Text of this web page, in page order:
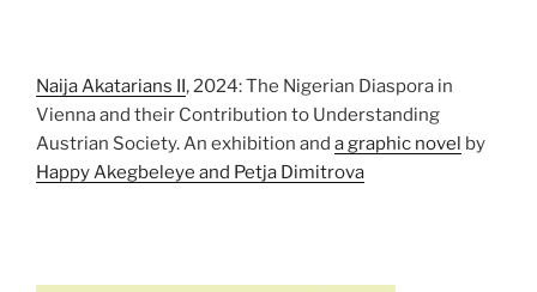
Naija Akatarians II, 2024: The Nigerian Diaspora in
Vienna and their Contribution to Understanding
Austrian Society. An exhibition and a graphic novel by
Happy Akegbeleye and Petja Dimitrova